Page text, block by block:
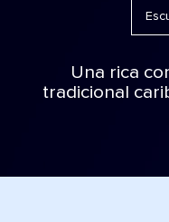
Una rica
tradicional